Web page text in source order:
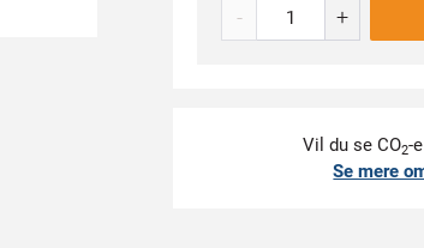
- +
Vil du se CO2-
Se mere